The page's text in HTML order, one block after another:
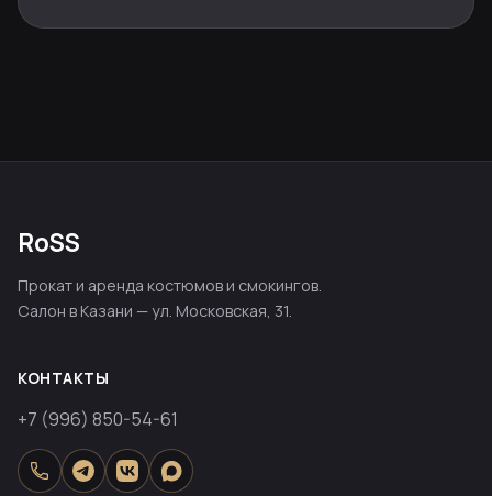
RoSS
Прокат и аренда костюмов и смокингов.
Салон в Казани — ул. Московская, 31.
КОНТАКТЫ
+7 (996) 850-54-61